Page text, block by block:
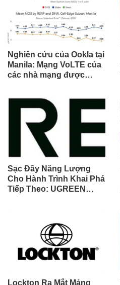
Nghiên cứu của Ookla tại
Manila: Mạng VoLTE của
các nhà mạng được
về chất lượng và độ tin
cậy của cuộc gọi thoại
Sạc Đầy Năng Lượng
Cho Hành Trình Khai Phá
Tiếp Theo: UGREEN
Lockton Ra Mắt Mảng